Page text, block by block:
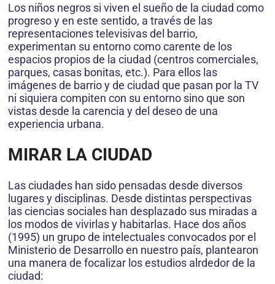
Los niños negros si viven el sueño de la ciudad como
progreso y en este sentido, a través de las
representaciones televisivas del barrio,
experimentan su entorno como carente de los
espacios propios de la ciudad (centros comerciales,
parques, casas bonitas, etc.). Para ellos las
imágenes de barrio y de ciudad que pasan por la TV
ni siquiera compiten con su entorno sino que son
vistas desde la carencia y del deseo de una
experiencia urbana.
MIRAR LA CIUDAD
Las ciudades han sido pensadas desde diversos
lugares y disciplinas. Desde distintas perspectivas
las ciencias sociales han desplazado sus miradas a
los modos de vivirlas y habitarlas. Hace dos años
(1995) un grupo de intelectuales convocados por el
Ministerio de Desarrollo en nuestro país, plantearon
una manera de focalizar los estudios alrdedor de la
ciudad: